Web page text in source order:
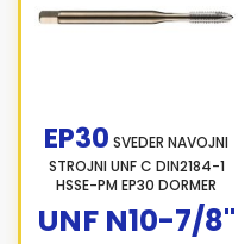
EP30 SVEDER NAVOJNI
STROJNI UNF C DIN2184-1
HSSE-PM EP30 DORMER
UNF N10-7/8"